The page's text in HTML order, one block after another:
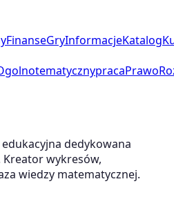
FinanseGryInformacjeKatalog
pracaPrawo
dedykowana
wykresów,
wiedzy matematycznej.